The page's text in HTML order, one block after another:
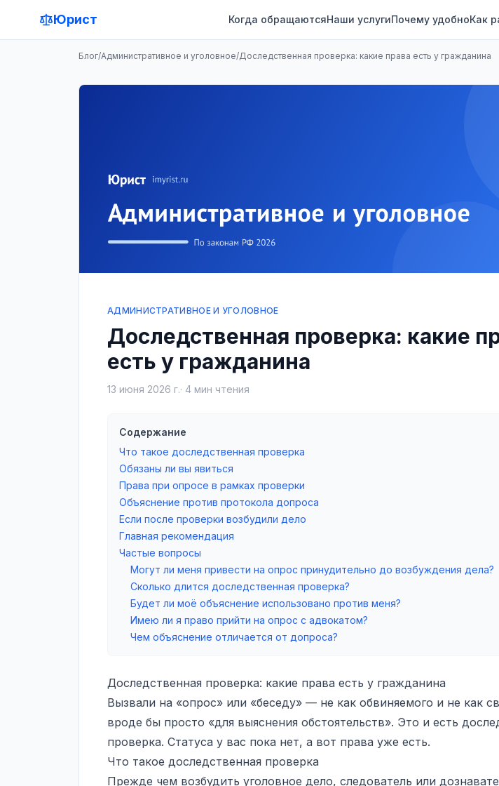
Юрист Когда обращаютсяНаши услугиПочему удобноКак
Блог/Административное и уголовное/Доследственная проверка: какие права есть у гражданина
АДМИНИСТРАТИВНОЕ И УГОЛОВНОЕ
Доследственная проверка: какие
есть у гражданина
13 июня 2026 г.· 4 мин чтения
Содержание
Что такое доследственная проверка
Обязаны ли вы явиться
Права при опросе в рамках проверки
Объяснение против протокола допроса
Если после проверки возбудили дело
Главная рекомендация
Частые вопросы
Могут ли меня привести на опрос принудительно до возбуждения дела?
Сколько длится доследственная проверка?
Будет ли моё объяснение использовано против меня?
Имею ли я право прийти на опрос с адвокатом?
Чем объяснение отличается от допроса?
Доследственная проверка: какие права есть у гражданина
Вызвали на «опрос» или «беседу» — не как обвиняемого и не как
вроде бы просто «для выяснения обстоятельств». Это и есть
проверка. Статуса у вас пока нет, а вот права уже есть.
Что такое доследственная проверка
Прежде чем возбудить уголовное дело, следователь или